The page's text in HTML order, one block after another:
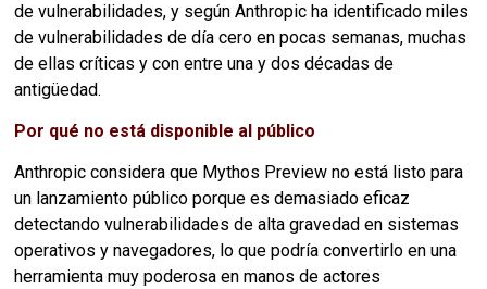
de vulnerabilidades, y según Anthropic ha identificado miles
de vulnerabilidades de día cero en pocas semanas, muchas
de ellas críticas y con entre una y dos décadas de
antigüedad.
Por qué no está disponible al público
Anthropic considera que Mythos Preview no está listo para
un lanzamiento público porque es demasiado eficaz
detectando vulnerabilidades de alta gravedad en sistemas
operativos y navegadores, lo que podría convertirlo en una
herramienta muy poderosa en manos de actores